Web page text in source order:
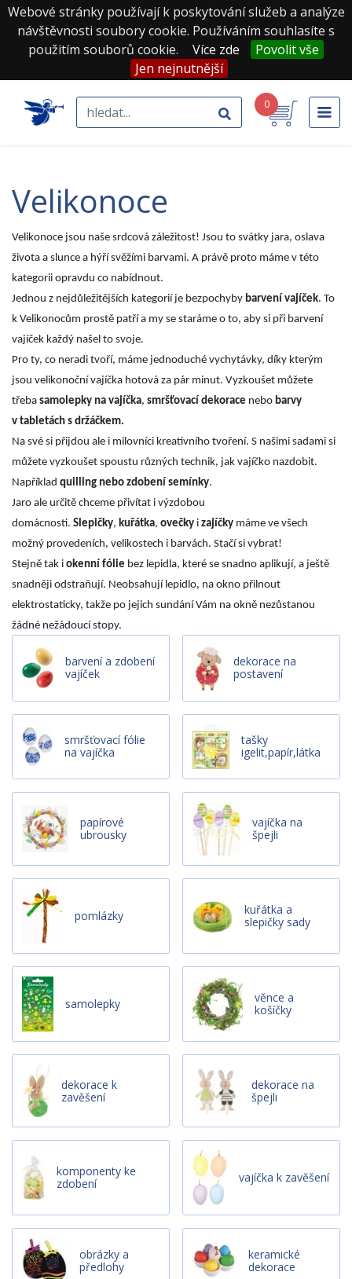
Webové stránky používají k poskytování služeb a analýze
návštěvnosti soubory cookie. Používáním souhlasíte s
použitím souborů cookie.
Více zde
Povolit vše
Jen nejnutnější
0
velikonoce
Velikonoce jsou naše srdcová záležitost! Jsou to svátky jara, oslava
života a slunce a hýří svěžími barvami. A právě proto máme v této
kategorii opravdu co nabídnout.
Jednou z nejdůležitějších kategorií je bezpochyby barvení vajíček. To
k Velikonocům prostě patří a my se staráme o to, aby si při barvení
vajíček každý našel to svoje.
Pro ty, co neradi tvoří, máme jednoduché vychytávky, díky kterým
jsou velikonoční vajíčka hotová za pár minut. Vyzkoušet můžete
třeba samolepky na vajíčka, smršťovací dekorace nebo barvy
v tabletách s držáčkem.
Na své si přijdou ale i milovníci kreativního tvoření. S našimi sadami si
můžete vyzkoušet spoustu různých technik, jak vajíčko nazdobit.
Například quilling nebo zdobení semínky.
Jaro ale určitě chceme přivítat i výzdobou
domácnosti. Slepičky, kuřátka, ovečky i zajíčky máme ve všech
možný provedeních, velikostech i barvách. Stačí si vybrat!
Stejně tak i okenní fólie bez lepidla, které se snadno aplikují, a ještě
snadněji odstraňují. Neobsahují lepidlo, na okno přilnout
elektrostaticky, takže po jejich sundání Vám na okně nezůstanou
žádné nežádoucí stopy.
barvení a zdobení
vajíček
dekorace na
postavení
smršťovací fólie
na vajíčka
tašky
igelit,papír,látka
papírové
ubrousky
vajíčka na
špejli
pomlázky
kuřátka a
slepičky sady
samolepky
věnce a
košíčky
dekorace k
zavěšení
dekorace na
špejli
komponenty ke
zdobení
vajíčka k zavěšení
obrázky a
předlohy
keramické
dekorace